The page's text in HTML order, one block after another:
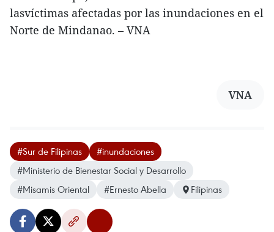
lasvíctimas afectadas por las inundaciones en el
Norte de Mindanao. – VNA
VNA
#Sur de Filipinas
#inundaciones
#Ministerio de Bienestar Social y Desarrollo
#Misamis Oriental
#Ernesto Abella Filipinas